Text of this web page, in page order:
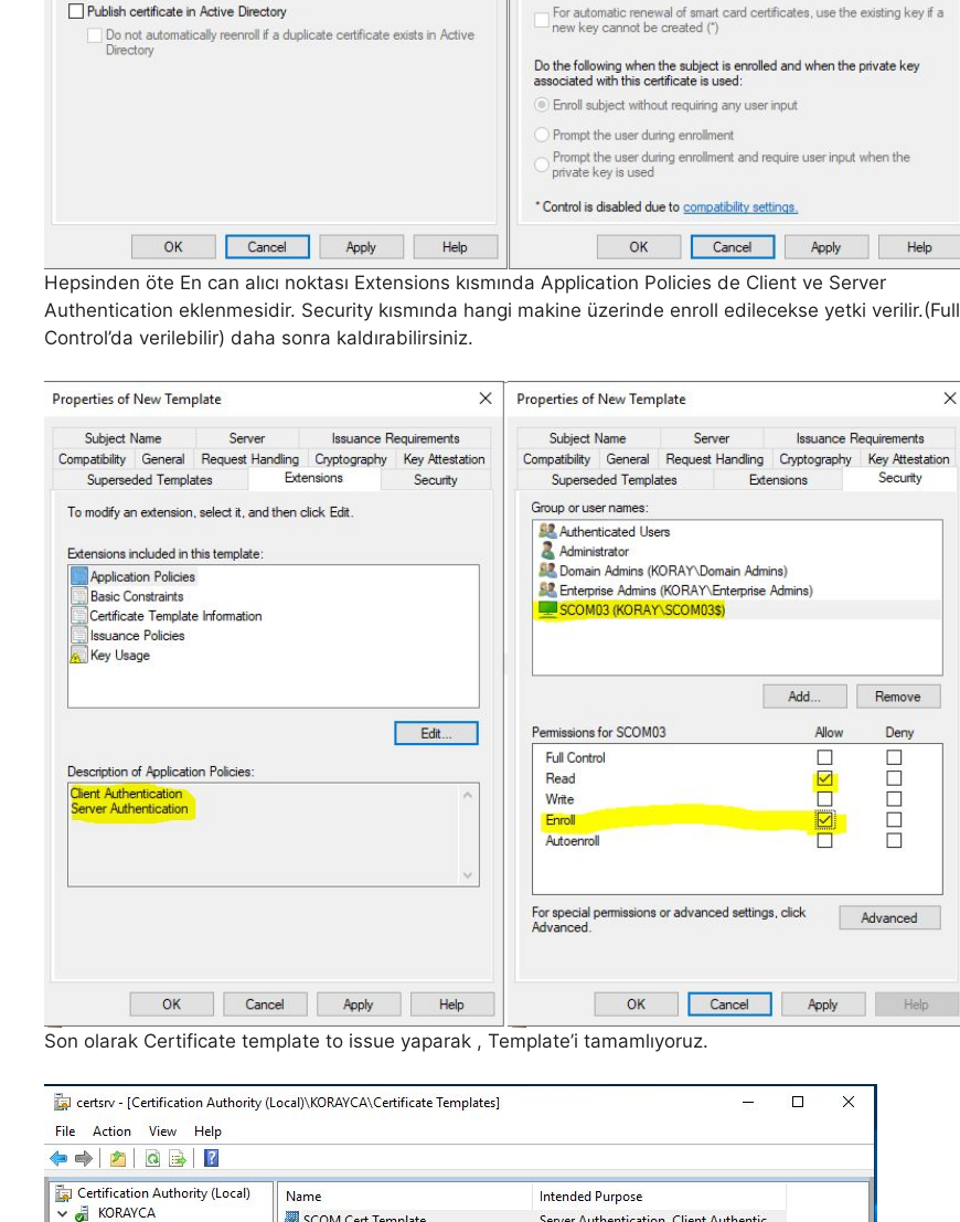
Hepsinden öte En can alıcı noktası Extensions kısmında Application Policies de Client ve Server
Authentication eklenmesidir. Security kısmında hangi makine üzerinde enroll edilecekse yetki verilir.(Full
Control’da verilebilir) daha sonra kaldırabilirsiniz.
Son olarak Certificate template to issue yaparak , Template’i tamamlıyoruz.